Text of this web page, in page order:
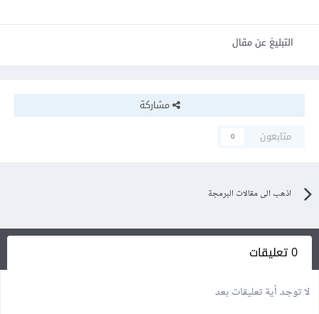
التبليغ عن مقال
مشاركة
متابعون
0
اذهب الى مقالات البرمجة
0 تعليقات
لا توجد أية تعليقات بعد